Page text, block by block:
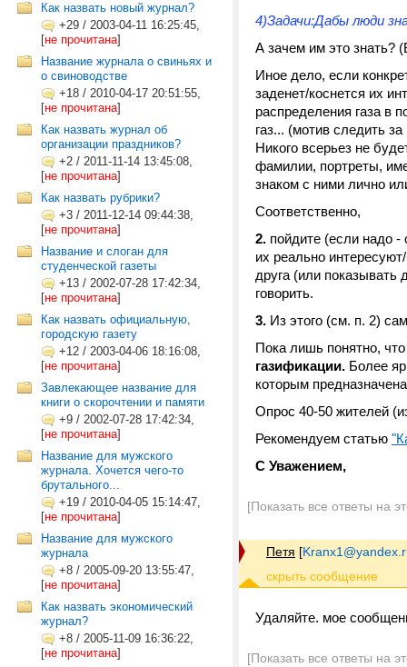
Как назвать новый журнал?
+29 / 2003-04-11 16:25:45,
[не прочитана]
Название журнала о свиньях и
о свиноводстве
+18 / 2010-04-17 20:51:55,
[не прочитана]
Как назвать журнал об
организации праздников?
+2 / 2011-11-14 13:45:08,
[не прочитана]
Как назвать рубрики?
+3 / 2011-12-14 09:44:38,
[не прочитана]
Название и слоган для
студенческой газеты
+13 / 2002-07-28 17:42:34,
[не прочитана]
Как назвать официальную,
городскую газету
+12 / 2003-04-06 18:16:08,
[не прочитана]
Завлекающее название для
книги о скорочтении и памяти
+9 / 2002-07-28 17:42:34,
[не прочитана]
Название для мужского
журнала. Хочется чего-то
брутального...
+19 / 2010-04-05 15:14:47,
[не прочитана]
Название для мужского
журнала
+8 / 2005-09-20 13:55:47,
[не прочитана]
Как назвать экономический
журнал?
+8 / 2005-11-09 16:36:22,
[не прочитана]
4)Задачи:Дабы люди
А зачем им это знать?
Иное дело, если
заденет/коснется их
распределения газа в
газ... (мотив следить
Никого всерьез не
фамилии, портреты,
знаком с ними лично
Соответственно,
2. пойдите (если надо
их реально
друга (или показывать
говорить.
3. Из этого (см. п. 2)
Пока лишь понятно,
газификации. Более
которым
Опрос 40-50 жителей
Рекомендуем статью
С Уважением,
[Показать все ответы на
Петя [
Удаляйте. мое
[Показать все ответы на